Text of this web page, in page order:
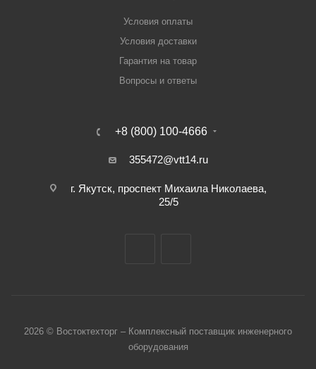
Условия оплаты
Условия доставки
Гарантия на товар
Вопросы и ответы
+8 (800) 100-4666
355472@vtt14.ru
г. Якутск, проспект Михаила Николаева,
25/5
2026 © Востоктехторг – Комплексный поставщик инженерного
оборудования